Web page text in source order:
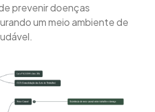
prevenir doenças
um meio ambiente de